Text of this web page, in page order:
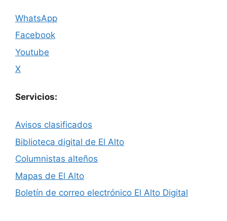
WhatsApp
Facebook
Youtube
X
Servicios:
Avisos clasificados
Biblioteca digital de El Alto
Columnistas alteños
Mapas de El Alto
Boletín de correo electrónico El Alto Digital